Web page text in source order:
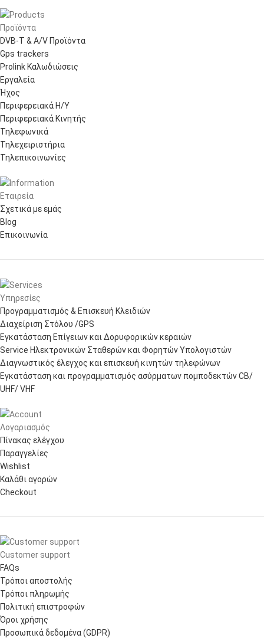
Προϊόντα
DVB-T & A/V Προϊόντα
Gps trackers
Prolink Καλωδιώσεις
Εργαλεία
Ήχος
Περιφερειακά Η/Υ
Περιφερειακά Κινητής
Τηλεφωνικά
Τηλεχειριστήρια
Τηλεπικοινωνίες
Εταιρεία
Σχετικά με εμάς
Blog
Επικοινωνία
Υπηρεσίες
Προγραμματισμός & Επισκευή Κλειδιών
Διαχείριση Στόλου /GPS
Εγκατάσταση Επίγειων και Δορυφορικών κεραιών
Service Ηλεκτρονικών Σταθερών και Φορητών Υπολογιστών
Διαγνωστικός έλεγχος και επισκευή κινητών τηλεφώνων
Εγκατάσταση και προγραμματισμός ασύρματων πομποδεκτών CB/
UHF/ VHF
Λογαριασμός
Πίνακας ελέγχου
Παραγγελίες
Wishlist
Καλάθι αγορών
Checkout
Customer support
FAQs
Τρόποι αποστολής
Τρόποι πληρωμής
Πολιτική επιστροφών
Όροι χρήσης
Προσωπικά δεδομένα (GDPR)